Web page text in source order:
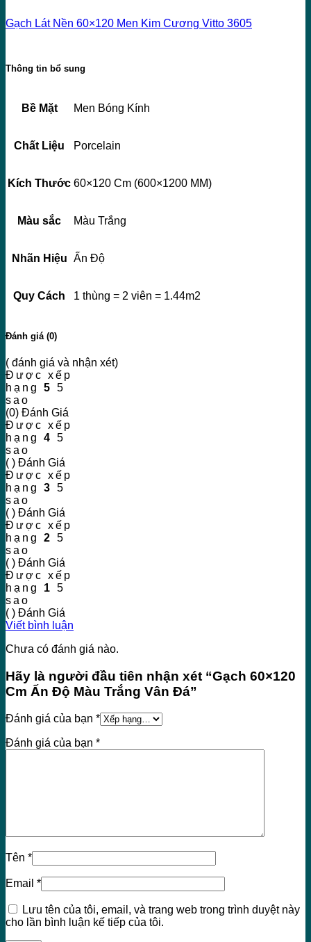
Gạch Lát Nền 60×120 Men Kim Cương Vitto 3605
Thông tin bổ sung
Bề Mặt Men Bóng Kính
Chất Liệu Porcelain
Kích Thước 60×120 Cm (600×1200 MM)
Màu sắc Màu Trắng
Nhãn Hiệu Ấn Độ
Quy Cách 1 thùng = 2 viên = 1.44m2
Đánh giá (0)
( đánh giá và nhận xét)
Được xếp
hạng 5 5
sao
(0) Đánh Giá
Được xếp
hạng 4 5
sao
( ) Đánh Giá
Được xếp
hạng 3 5
sao
( ) Đánh Giá
Được xếp
hạng 2 5
sao
( ) Đánh Giá
Được xếp
hạng 1 5
sao
( ) Đánh Giá
Viết bình luận
Chưa có đánh giá nào.
Hãy là người đầu tiên nhận xét “Gạch 60×120
Cm Ấn Độ Màu Trắng Vân Đá”
Đánh giá của bạn *
Đánh giá của bạn *
Tên *
Email *
Lưu tên của tôi, email, và trang web trong trình duyệt này
cho lần bình luận kế tiếp của tôi.